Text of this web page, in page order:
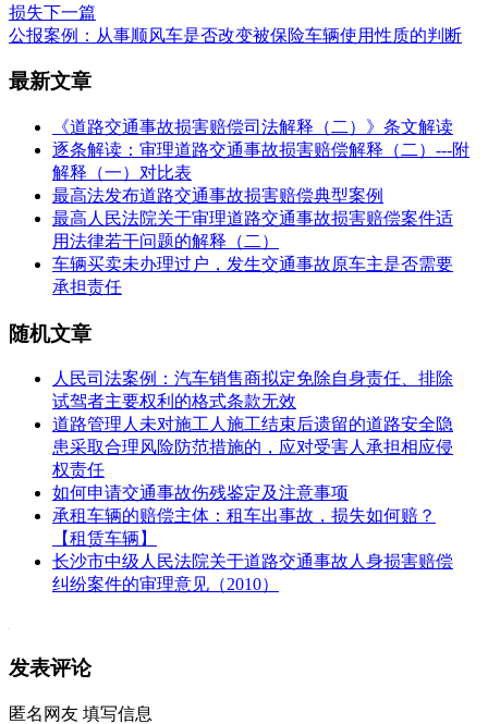
损失下一篇
公报案例：从事顺风车是否改变被保险车辆使用性质的判断
最新文章
《道路交通事故损害赔偿司法解释（二）》条文解读
逐条解读：审理道路交通事故损害赔偿解释（二）---附
解释（一）对比表
最高法发布道路交通事故损害赔偿典型案例
最高人民法院关于审理道路交通事故损害赔偿案件适
用法律若干问题的解释（二）
车辆买卖未办理过户，发生交通事故原车主是否需要
承担责任
随机文章
人民司法案例：汽车销售商拟定免除自身责任、排除
试驾者主要权利的格式条款无效
道路管理人未对施工人施工结束后遗留的道路安全隐
患采取合理风险防范措施的，应对受害人承担相应侵
权责任
如何申请交通事故伤残鉴定及注意事项
承租车辆的赔偿主体：租车出事故，损失如何赔？
【租赁车辆】
长沙市中级人民法院关于道路交通事故人身损害赔偿
纠纷案件的审理意见（2010）
发表评论
匿名网友 填写信息